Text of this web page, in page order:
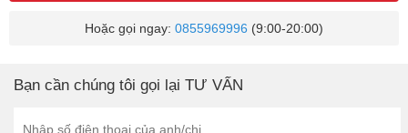
Hoặc gọi ngay: 0855969996 (9:00-20:00)
Bạn cần chúng tôi gọi lại TƯ VẤN